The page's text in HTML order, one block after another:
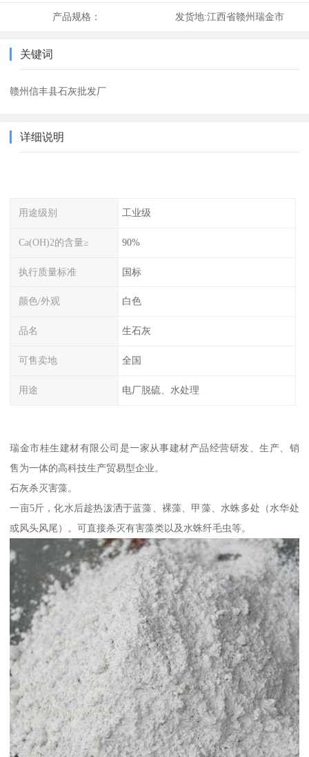
产品规格： 发货地:江西省赣州瑞金市
关键词
赣州信丰县石灰批发厂
详细说明
用途级别 工业级
Ca(OH)2的含量≥ 90%
执行质量标准 国标
颜色/外观 白色
品名 生石灰
可售卖地 全国
用途 电厂脱硫、水处理
瑞金市桂生建材有限公司是一家从事建材产品经营研发、生产、销
售为一体的高科技生产贸易型企业。
石灰杀灭害藻。
一亩5斤，化水后趁热泼洒于蓝藻、裸藻、甲藻、水蛛多处（水华处
或风头风尾）。可直接杀灭有害藻类以及水蛛纤毛虫等。